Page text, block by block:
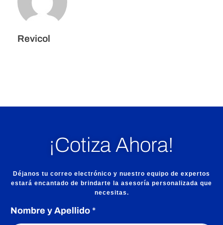
b
l
g
a
s
Revicol
¡Cotiza Ahora!
Déjanos tu correo electrónico y nuestro equipo de expertos
estará encantado de brindarte la asesoría personalizada que
necesitas.
Nombre y Apellido *